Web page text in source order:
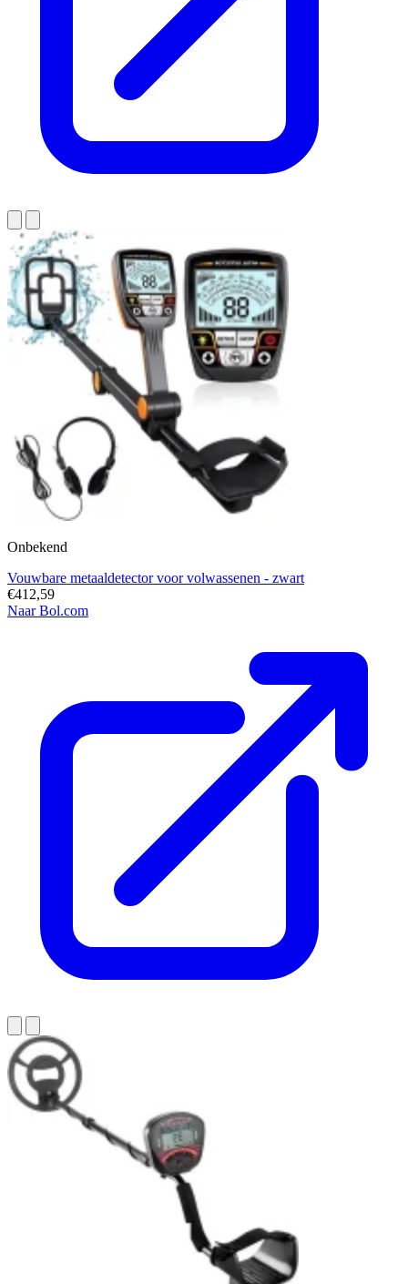
Onbekend
Vouwbare metaaldetector voor volwassenen - zwart
€412,59
Naar Bol.com